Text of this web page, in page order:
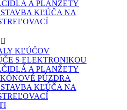
A PLANŽETY
KĽÚČA NA

KĽÚČOV
S ELEKTRONIKOU
A PLANŽETY
PÚZDRA
KĽÚČA NA